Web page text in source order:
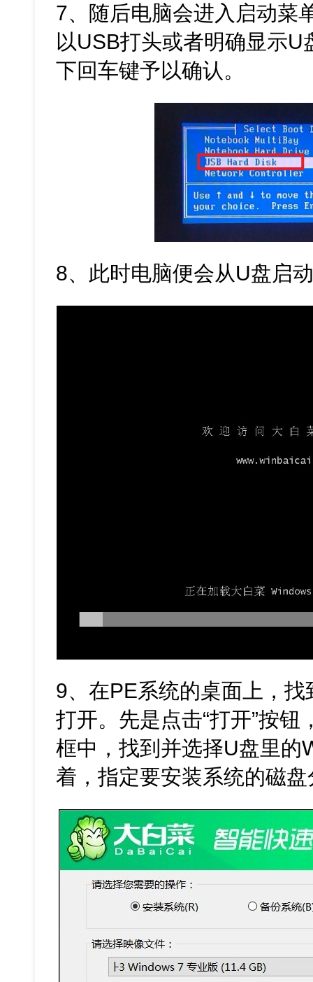
7、随后电脑会进入启动菜
以USB打头或者明确显示
下回车键予以确认。
8、此时电脑便会从U盘启
9、在PE系统的桌面上，
打开。先是点击“打开”按
框中，找到并选择U盘里的
着，指定要安装系统的磁